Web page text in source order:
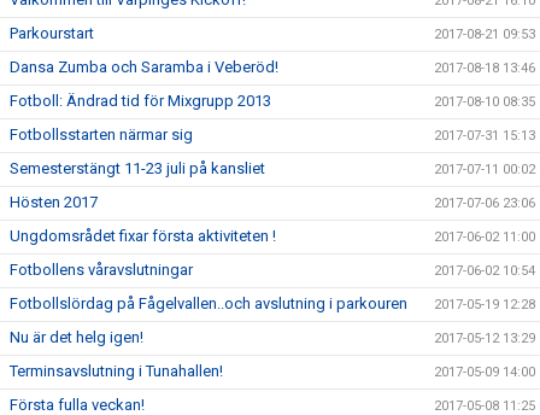
Parkourstart 2017-08-21 09:53
Dansa Zumba och Saramba i Veberöd! 2017-08-18 13:46
Fotboll: Ändrad tid för Mixgrupp 2013 2017-08-10 08:35
Fotbollsstarten närmar sig 2017-07-31 15:13
Semesterstängt 11-23 juli på kansliet 2017-07-11 00:02
Hösten 2017 2017-07-06 23:06
Ungdomsrådet fixar första aktiviteten ! 2017-06-02 11:00
Fotbollens våravslutningar 2017-06-02 10:54
Fotbollslördag på Fågelvallen..och avslutning i parkouren 2017-05-19 12:28
Nu är det helg igen! 2017-05-12 13:29
Terminsavslutning i Tunahallen! 2017-05-09 14:00
Första fulla veckan! 2017-05-08 11:25